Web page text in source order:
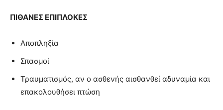
ΠΙΘΑΝΕΣ ΕΠΙΠΛΟΚΕΣ
Αποπληξία
Σπασμοί
Τραυματισμός, αν ο ασθενής αισθανθεί αδυναμία και
επακολουθήσει πτώση